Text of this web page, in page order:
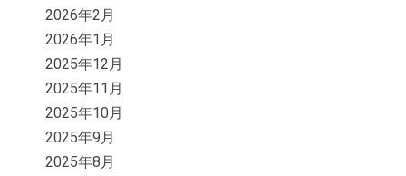
2026年2月
2026年1月
2025年12月
2025年11月
2025年10月
2025年9月
2025年8月